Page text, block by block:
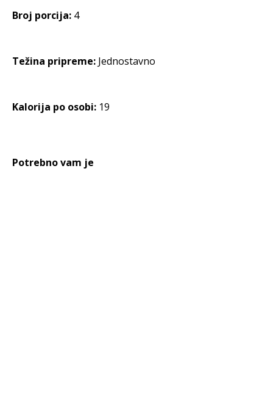
Broj porcija: 4
Težina pripreme: Jednostavno
Kalorija po osobi: 19
Potrebno vam je